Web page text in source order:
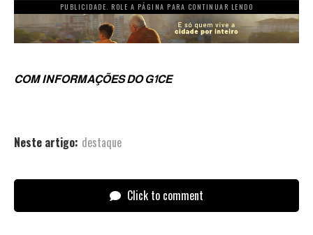
PUBLICIDADE. ROLE A PÁGINA PARA CONTINUAR LENDO
COM INFORMAÇÕES DO G1CE
Neste artigo: destaque
Click to comment